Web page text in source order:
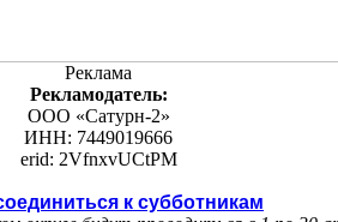
Реклама
Рекламодатель:
ООО «Сатурн-2»
ИНН: 7449019666
erid: 2VfnxvUCtPM
к субботникам